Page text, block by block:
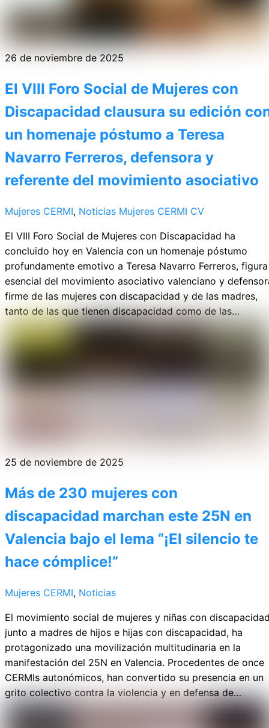
26 de noviembre de 2025
El VIII Foro Social de Mujeres con
Discapacidad clausura su edición
un homenaje póstumo a Teresa
Navarro Ferreros, defensora y
referente del movimiento asociativo
Mujeres CERMI, Noticias Mujeres CERMI CV
El VIII Foro Social de Mujeres con Discapacidad ha
concluido hoy en Valencia con un homenaje póstumo
profundamente emotivo a Teresa Navarro Ferreros, figura
esencial del movimiento asociativo valenciano y
firme de las mujeres con discapacidad y de las madres,
tanto de las que tienen discapacidad como de las…
25 de noviembre de 2025
Más de 230 mujeres con
discapacidad marchan este 25N en
Valencia bajo el lema “¡El silencio te
hace cómplice!”
Mujeres CERMI, Noticias
El movimiento social de mujeres y niñas con
junto a madres de hijos e hijas con discapacidad, ha
protagonizado una movilización multitudinaria en la
manifestación del 25N en Valencia. Procedentes de once
CERMIs autonómicos, han convertido su presencia en un
grito colectivo contra la violencia y en defensa de…